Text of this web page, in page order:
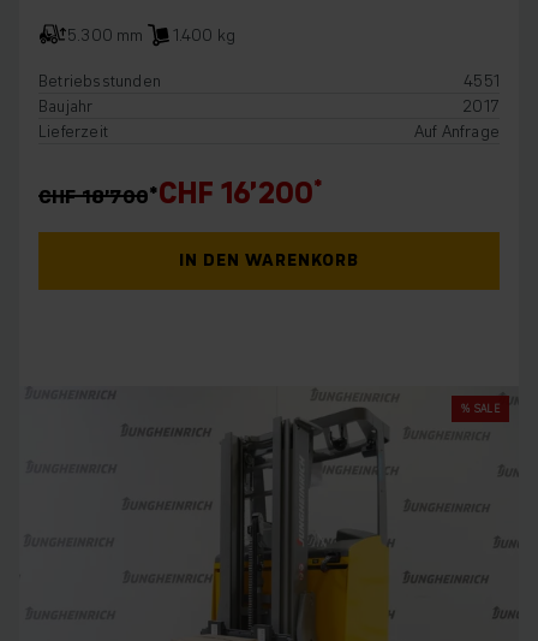
5.300 mm
1.400 kg
Betriebsstunden
4551
Baujahr
2017
Lieferzeit
Auf Anfrage
CHF 18’700 CHF 16’200
IN DEN WARENKORB
% SALE